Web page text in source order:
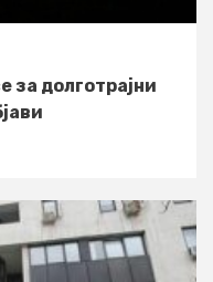
за долготрајни